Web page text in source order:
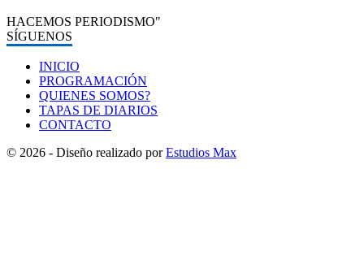
HACEMOS PERIODISMO"
SÍGUENOS
INICIO
PROGRAMACIÓN
QUIENES SOMOS?
TAPAS DE DIARIOS
CONTACTO
© 2026 - Diseño realizado porEstudios Max